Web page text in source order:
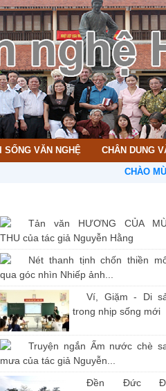
SỐNG VĂN NGHỆ CHÂN DUNG
CHÀO MỪNG
Tản văn HƯƠNG CỦA
THU của tác giả Nguyễn Hằng
Nét thanh tịnh chốn thiền
qua góc nhìn Nhiếp ảnh...
Ví, Giặm - Di
trong nhịp sống mới
Truyện ngắn Ấm nước chè
mưa của tác giả Nguyễn...
Đền Đức